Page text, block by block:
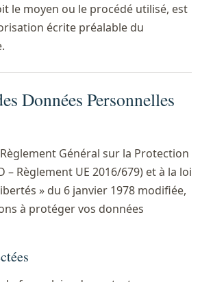
le moyen ou le procédé utilisé, est
écrite préalable du
Données Personnelles
Général sur la Protection
– Règlement UE 2016/679) et à la loi
» du 6 janvier 1978 modifiée,
à protéger vos données